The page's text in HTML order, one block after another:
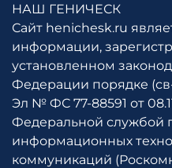
НАШ ГЕНИЧЕСК
Сайт henichesk.ru
информации,
установленном
Федерации порядке
Эл № ФС 77-88591 от
Федеральной службой
информационных
коммуникаций